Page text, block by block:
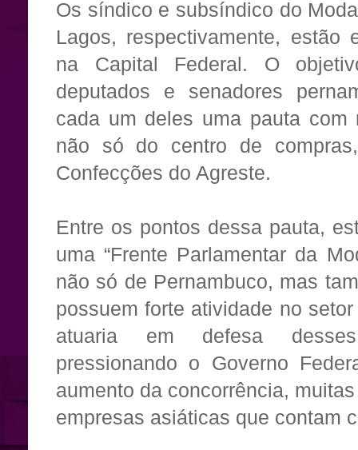
Os síndico e subsíndico do
Lagos, respectivamente, estão
na Capital Federal. O
deputados e senadores
cada um deles uma pauta com
não só do centro de
Confecções do Agreste.
Entre os pontos dessa pauta,
uma “Frente Parlamentar da
não só de Pernambuco, mas
possuem forte atividade no
atuaria em defesa
pressionando o Governo
aumento da concorrência,
empresas asiáticas que contam